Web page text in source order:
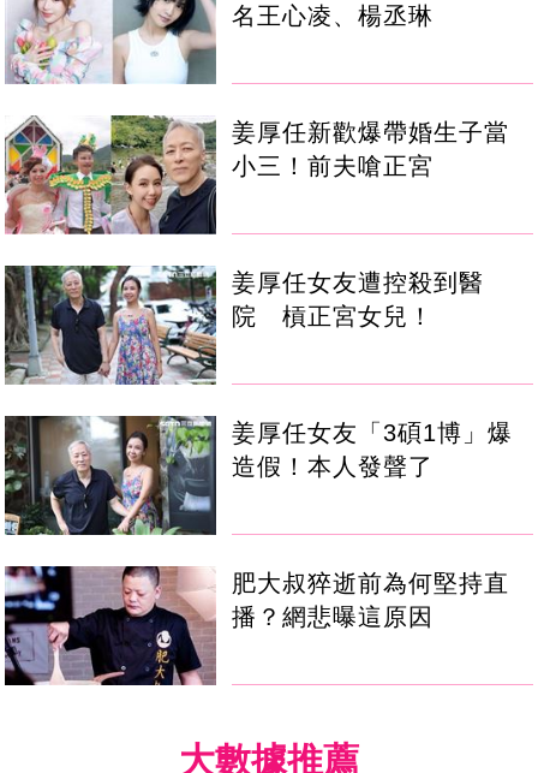
名王心凌、楊丞琳
姜厚任新歡爆帶婚生子當
小三！前夫嗆正宮
姜厚任女友遭控殺到醫
院 槓正宮女兒！
姜厚任女友「3碩1博」爆
造假！本人發聲了
肥大叔猝逝前為何堅持直
播？網悲曝這原因
大數據推薦